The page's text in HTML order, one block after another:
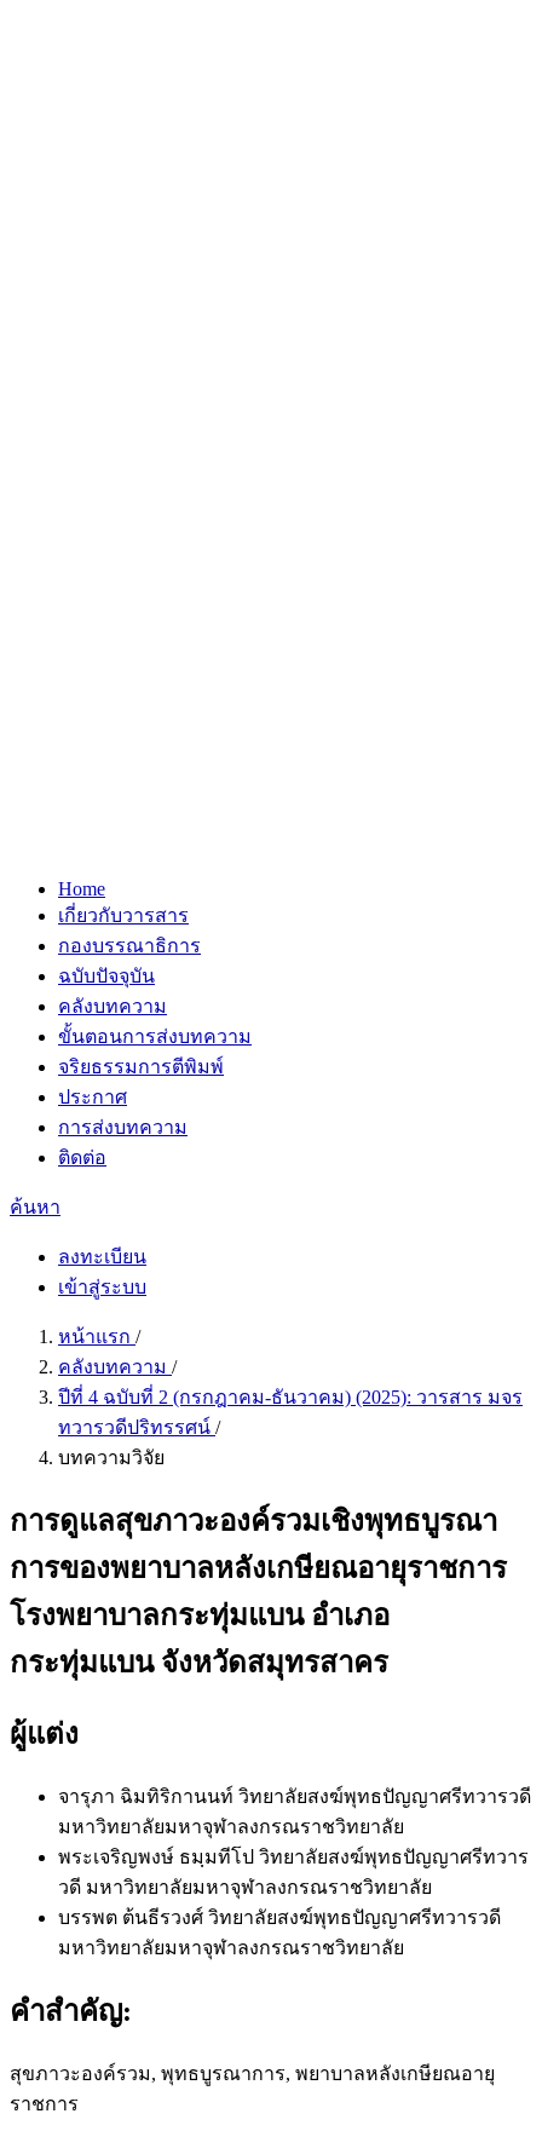
Home
เกี่ยวกับวารสาร
กองบรรณาธิการ
ฉบับปัจจุบัน
คลังบทความ
ขั้นตอนการส่งบทความ
จริยธรรมการตีพิมพ์
ประกาศ
การส่งบทความ
ติดต่อ
ค้นหา
ลงทะเบียน
เข้าสู่ระบบ
หน้าแรก /
คลังบทความ /
ปีที่ 4 ฉบับที่ 2 (กรกฎาคม-ธันวาคม) (2025): วารสาร มจร
ทวารวดีปริทรรศน์ /
บทความวิจัย
การดูแลสุขภาวะองค์รวมเชิงพุทธบูรณา
การของพยาบาลหลังเกษียณอายุราชการ
โรงพยาบาลกระทุ่มแบน อำเภอ
กระทุ่มแบน จังหวัดสมุทรสาคร
ผู้แต่ง
จารุภา ฉิมทิริกานนท์ วิทยาลัยสงฆ์พุทธปัญญาศรีทวารวดี
มหาวิทยาลัยมหาจุฬาลงกรณราชวิทยาลัย
พระเจริญพงษ์ ธมฺมทีโป วิทยาลัยสงฆ์พุทธปัญญาศรีทวาร
วดี มหาวิทยาลัยมหาจุฬาลงกรณราชวิทยาลัย
บรรพต ต้นธีรวงศ์ วิทยาลัยสงฆ์พุทธปัญญาศรีทวารวดี
มหาวิทยาลัยมหาจุฬาลงกรณราชวิทยาลัย
คำสำคัญ:
สุขภาวะองค์รวม, พุทธบูรณาการ, พยาบาลหลังเกษียณอายุ
ราชการ